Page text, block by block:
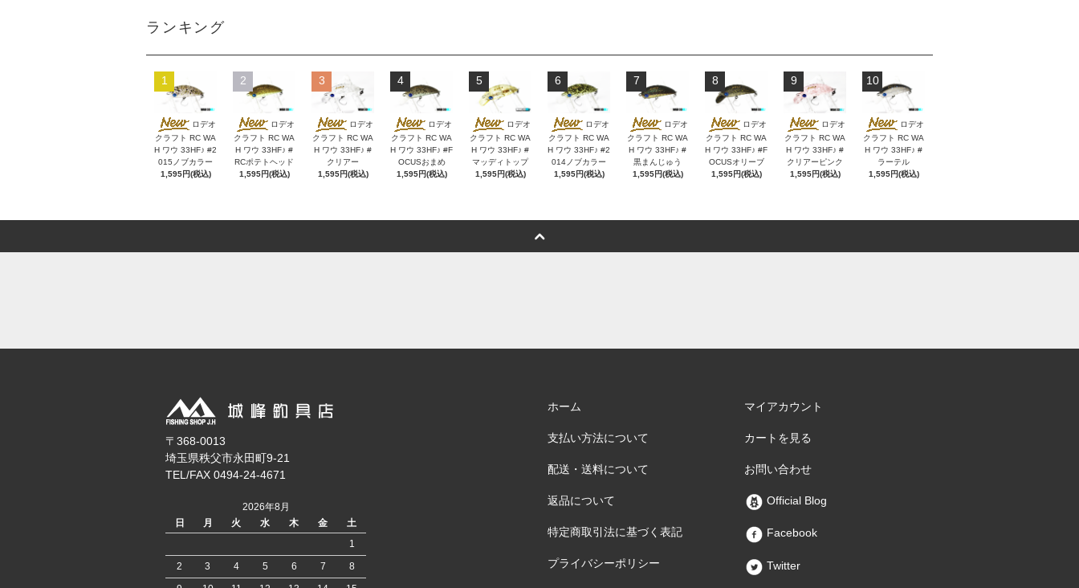
ランキング
1
ロデオ
クラフト RC WA
H ワウ 33HF♪ #2
015ノブカラー
1,595円(税込)
2
ロデオ
クラフト RC WA
H ワウ 33HF♪ #
RCポテトヘッド
1,595円(税込)
3
ロデオ
クラフト RC WA
H ワウ 33HF♪ #
クリアー
1,595円(税込)
4
ロデオ
クラフト RC WA
H ワウ 33HF♪ #F
OCUSおまめ
1,595円(税込)
5
ロデオ
クラフト RC WA
H ワウ 33HF♪ #
マッディトップ
1,595円(税込)
6
ロデオ
クラフト RC WA
H ワウ 33HF♪ #2
014ノブカラー
1,595円(税込)
7
ロデオ
クラフト RC WA
H ワウ 33HF♪ #
黒まんじゅう
1,595円(税込)
8
ロデオ
クラフト RC WA
H ワウ 33HF♪ #F
OCUSオリーブ
1,595円(税込)
9
ロデオ
クラフト RC WA
H ワウ 33HF♪ #
クリアーピンク
1,595円(税込)
10
ロデオ
クラフト RC WA
H ワウ 33HF♪ #
ラーテル
1,595円(税込)
〒368-0013
埼玉県秩父市永田町9-21
TEL/FAX 0494-24-4671
2026年8月
日
月 火 水 木 金
土
1
2
3 4 5 6 7
8
ホーム
支払い方法について
配送・送料について
返品について
特定商取引法に基づく表記
プライバシーポリシー
マイアカウント
カートを見る
お問い合わせ
Official Blog
Facebook
Twitter